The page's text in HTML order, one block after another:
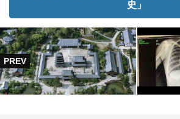
史」